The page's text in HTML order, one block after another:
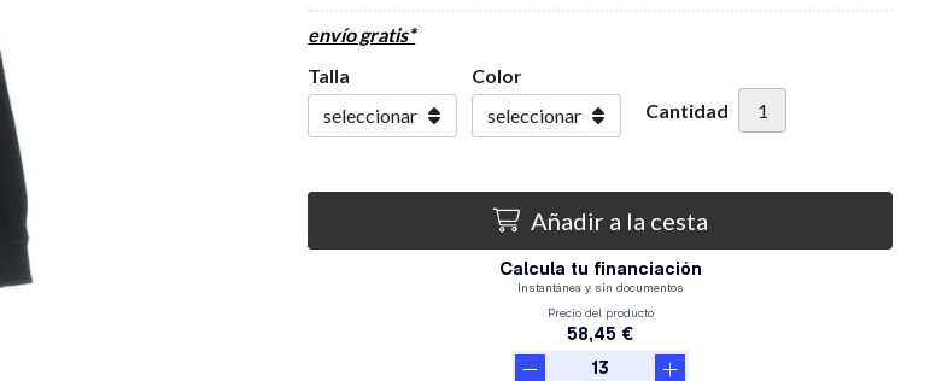
envío gratis*
Talla
Color
Cantidad
Añadir a la cesta